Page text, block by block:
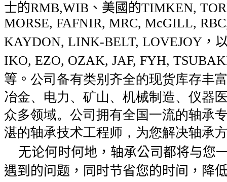
士的RMB,WIB 、美國的TIMKEN,
MORSE, FAFNIR, MRC, McGILL,
KAYDON, LINK-BELT, LOVEJOY ，
IKO, EZO, OZAK, JAF, FYH,
等。 公司备有类别齐全的现货库存丰
冶金、电力、矿山、机械制造、仪器
众多领域。公司拥有全国一流的轴承
湛的轴承技术工程师，为您解决轴承
无论何时何地，轴承公司都将与您
遇到的问题，同时节省您的时间，降